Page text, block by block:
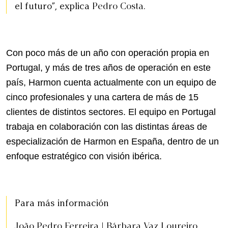
el futuro”, explica Pedro Costa.
Con poco más de un año con operación propia en
Portugal, y más de tres años de operación en este
país, Harmon cuenta actualmente con un equipo de
cinco profesionales y una cartera de más de 15
clientes de distintos sectores. El equipo en Portugal
trabaja en colaboración con las distintas áreas de
especialización de Harmon en España, dentro de un
enfoque estratégico con visión ibérica.
Para más información